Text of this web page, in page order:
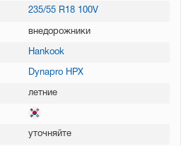
235/55 R18 100V
внедорожники
Hankook
Dynapro HPX
летние
уточняйте